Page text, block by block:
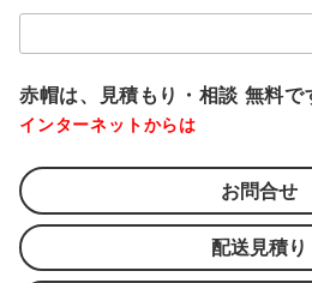
索：
赤帽は、見積もり・相談 無料で
インターネットからは
お問合せ
配送見積り